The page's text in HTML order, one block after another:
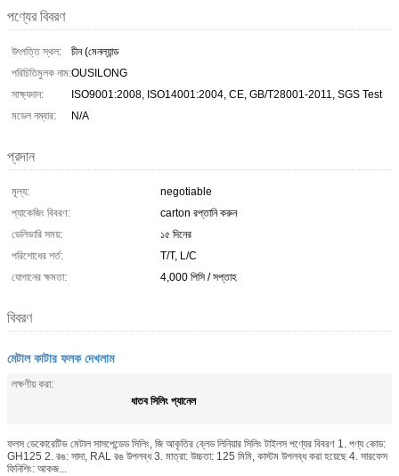
পণ্যের বিবরণ
উৎপত্তি স্থল:
চীন (মেনল্যান্ড
পরিচিতিমুলক নাম:OUSILONG
সাক্ষ্যদান:
ISO9001:2008, ISO14001:2004, CE, GB/T28001-2011, SGS Test
মডেল নম্বার:
N/A
প্রদান
মূল্য:
negotiable
প্যাকেজিং বিবরণ:
carton রপ্তানি করুন
ডেলিভারি সময়:
১৫ দিনের
পরিশোধের শর্ত:
T/T, L/C
যোগানের ক্ষমতা:
4,000 পিসি / সপ্তাহ
বিবরণ
মেটাল কাটার ফলক দেখলাম
লক্ষণীয় করা:
ধাতব সিলিং প্যানেল
ফলস ডেকোরেটিভ মেটাল সাসপেন্ডেড সিলিং, জি আকৃতির ব্লেড লিনিয়ার সিলিং টাইলস পণ্যের বিবরণ 1. পণ্য কোড:
GH125 2. রঙ: সাদা, RAL রঙ উপলব্ধ 3. মাত্রা: উচ্চতা: 125 মিমি, কাস্টম উপলব্ধ করা হয়েছে 4. সারফেস
ফিনিশিং: আকজ...